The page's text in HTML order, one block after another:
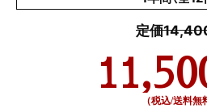
定価
（税込/送料無